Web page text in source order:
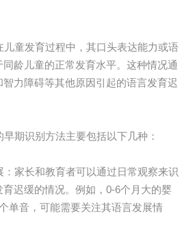
童发育过程中，其口头表达能力或语
龄儿童的正常发育水平。这种情况通
力障碍等其他原因引起的语言发育迟
期识别方法主要包括以下几种：
家长和教育者可以通过日常观察来识
迟缓的情况。例如，0-6个月大的婴
单音，可能需要关注其语言发展情